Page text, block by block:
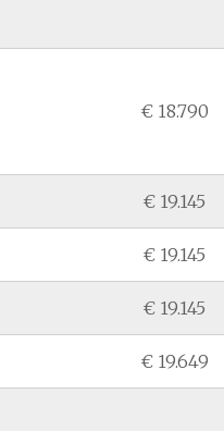
€ 18.790
€ 19.145
€ 19.145
€ 19.145
€ 19.649